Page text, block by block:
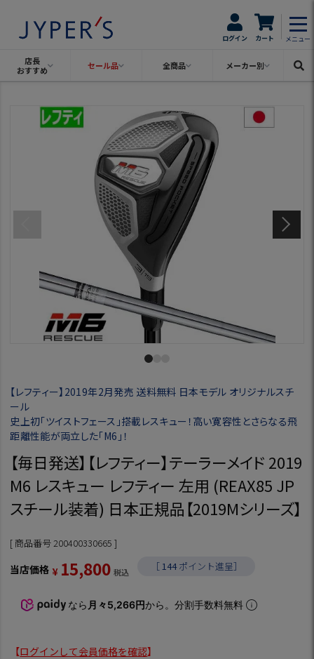
ログイン カート メニュー
店長
おすすめ
セール品 全商品 メーカー別
【レフティー】2019年2月発売 送料無料 日本モデル オリジナルスチ
ール
史上初「ツイストフェース」搭載レスキュー！高い寛容性とさらなる飛
距離性能が両立した「M6」！
【毎日発送】【レフティー】テーラーメイド 2019
M6 レスキュー レフティー 左用 (REAX85 JP
スチール装着) 日本正規品【2019Mシリーズ】
商品番号 200400330665
当店価格 ¥ 15,800 税込 ［144 ポイント進呈］
なら 月々5,266円から。分割手数料無料
【ログインして会員価格を確認】